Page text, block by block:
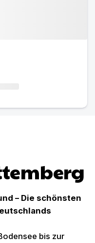
– Die schönsten
bis zur